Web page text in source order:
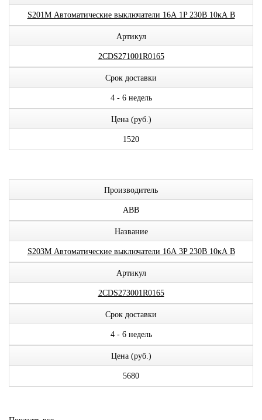
S201M Автоматические выключатели 16А 1P 230В 10кА B
Артикул
2CDS271001R0165
Срок доставки
4 - 6 недель
Цена (руб.)
1520
Производитель
ABB
Название
S203M Автоматические выключатели 16А 3P 230В 10кА B
Артикул
2CDS273001R0165
Срок доставки
4 - 6 недель
Цена (руб.)
5680